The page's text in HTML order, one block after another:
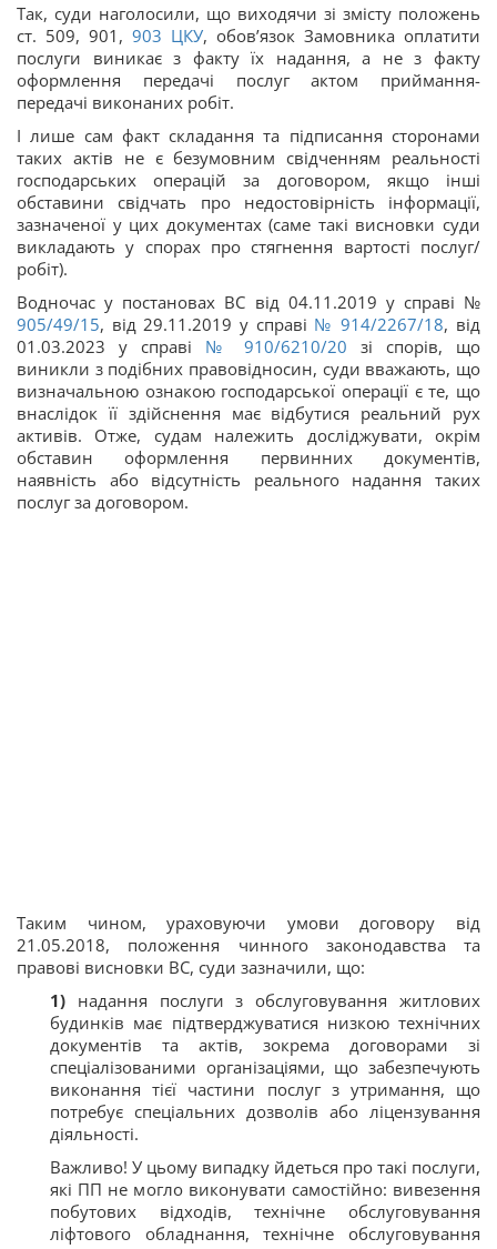
Так, суди наголосили, що виходячи зі змісту положень
ст. 509, 901, 903 ЦКУ, обов’язок Замовника оплатити
послуги виникає з факту їх надання, а не з факту
оформлення передачі послуг актом приймання-
передачі виконаних робіт.
І лише сам факт складання та підписання сторонами
таких актів не є безумовним свідченням реальності
господарських операцій за договором, якщо інші
обставини свідчать про недостовірність інформації,
зазначеної у цих документах (саме такі висновки суди
викладають у спорах про стягнення вартості послуг/
робіт).
Водночас у постановах ВС від 04.11.2019 у справі №
905/49/15, від 29.11.2019 у справі № 914/2267/18, від
01.03.2023 у справі № 910/6210/20 зі спорів, що
виникли з подібних правовідносин, суди вважають, що
визначальною ознакою господарської операції є те, що
внаслідок її здійснення має відбутися реальний рух
активів. Отже, судам належить досліджувати, окрім
обставин оформлення первинних документів,
наявність або відсутність реального надання таких
послуг за договором.
Таким чином, ураховуючи умови договору від
21.05.2018, положення чинного законодавства та
правові висновки ВС, суди зазначили, що:
1) надання послуги з обслуговування житлових
будинків має підтверджуватися низкою технічних
документів та актів, зокрема договорами зі
спеціалізованими організаціями, що забезпечують
виконання тієї частини послуг з утримання, що
потребує спеціальних дозволів або ліцензування
діяльності.
Важливо! У цьому випадку йдеться про такі послуги,
які ПП не могло виконувати самостійно: вивезення
побутових відходів, технічне обслуговування
ліфтового обладнання, технічне обслуговування